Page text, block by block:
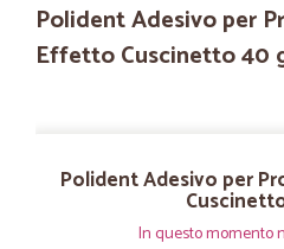
Polident Adesivo per
Effetto Cuscinetto 40
Polident Adesivo per
In questo momento